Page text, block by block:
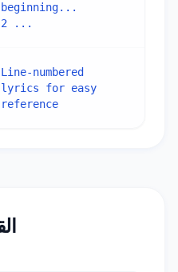
beginning...
2 ...
Line-numbered
lyrics for easy
reference